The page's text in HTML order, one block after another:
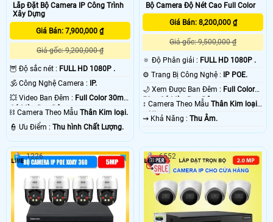
Lắp Đặt Bộ Camera IP Công Trình
Xây Dựng
Giá Bán: 7,900,000 ₫
Giá gốc: 9,200,000 ₫
🦉 Độ sắc nét : FULL HD 1080P .
🕉️ Công Nghệ Camera : IP.
💥 Video Ban Đêm : Full Color 30m
Có Màu Ban Ðêm.
⛓ Camera Theo Mẫu Thân Kim loại.
️👮 Ưu Điểm : Thu hình Chất Lượng.
Bộ Camera Độ Nét Cao Full Color
Giá Bán: 8,200,000 ₫
Giá gốc: 9,500,000 ₫
🔅 Độ Phân giải : FULL HD 1080P .
⚙ Trang Bị Công Nghệ : IP POE.
🌙 Xem Được Ban Đêm : Full Color
50m Có Màu Ban Ðêm.
↕️ Camera Theo MẫuThân Kim loại
+ Nhựa.
️⇝ Khả Năng :Thu Âm.
1226 6552